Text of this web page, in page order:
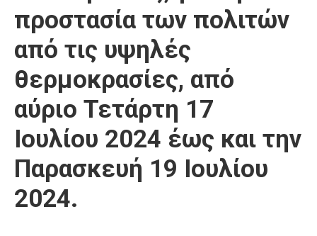
προστασία των πολιτών
από τις υψηλές
θερμοκρασίες, από
αύριο Τετάρτη 17
Ιουλίου 2024 έως και την
Παρασκευή 19 Ιουλίου
2024.